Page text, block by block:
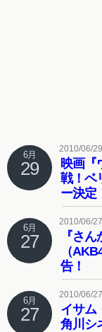
6月
29
2010/06/29
映画『
戦！ベ
ー決定
6月
27
2010/06/27
『さ
（
告！
6月
27
2010/06/27
イサム
角川シ